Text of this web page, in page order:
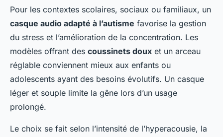
Pour les contextes scolaires, sociaux ou familiaux, un
casque audio adapté à l’autisme favorise la gestion
du stress et l’amélioration de la concentration. Les
modèles offrant des coussinets doux et un arceau
réglable conviennent mieux aux enfants ou
adolescents ayant des besoins évolutifs. Un casque
léger et souple limite la gêne lors d’un usage
prolongé.
Le choix se fait selon l’intensité de l’hyperacousie, la